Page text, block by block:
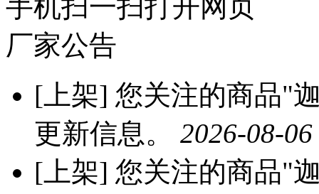
手机扫一扫打开网页
厂家公告
[上架] 您关注的商品"
更新信息。 2026-08-
[上架] 您关注的商品"